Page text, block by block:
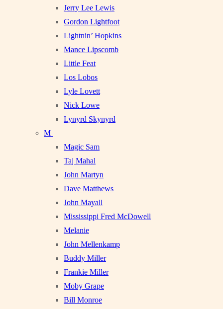
Jerry Lee Lewis
Gordon Lightfoot
Lightnin’ Hopkins
Mance Lipscomb
Little Feat
Los Lobos
Lyle Lovett
Nick Lowe
Lynyrd Skynyrd
M
Magic Sam
Taj Mahal
John Martyn
Dave Matthews
John Mayall
Mississippi Fred McDowell
Melanie
John Mellenkamp
Buddy Miller
Frankie Miller
Moby Grape
Bill Monroe